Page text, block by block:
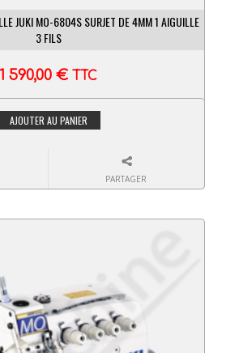
JUKI MO-6804S SURJET DE 4MM 1 AIGUILLE
3 FILS
1 590,00€ TTC
AJOUTER AU PANIER
PARTAGER